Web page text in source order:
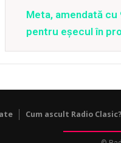
Meta, amendată
pentru eșecul în
Cum ascult Radio Clasic?